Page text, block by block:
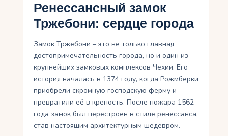
Ренессансный замок
Тржебони: сердце города
Замок Тржебони – это не только главная
достопримечательность города, но и один из
крупнейших замковых комплексов Чехии. Его
история началась в 1374 году, когда Рожмберки
приобрели скромную господскую ферму и
превратили её в крепость. После пожара 1562
года замок был перестроен в стиле ренессанса,
став настоящим архитектурным шедевром.